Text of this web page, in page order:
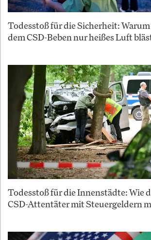
Todesstoß für die Sicherheit: Warum
dem CSD-Beben nur heißes Luft
Todesstoß für die Innenstädte: Wie
CSD-Attentäter mit Steuergeldern